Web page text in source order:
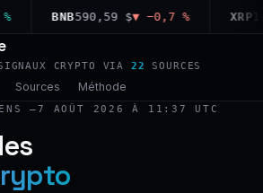
BNB590,59 $▼ −0,7 % XRP
CRYPTO VIA 22 SOURCES
Sources Méthode
—7 AOÛT 2026 À 11:37 UTC